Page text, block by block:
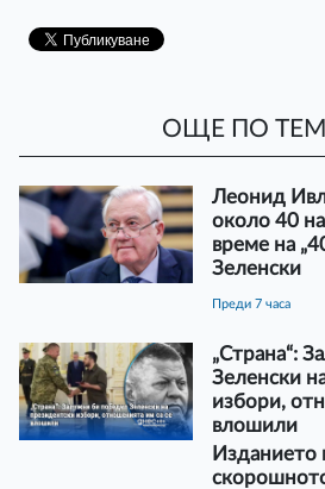
ОЩЕ ПО
Леонид
около 40
време на
Зеленски
преди 7 часа
„Страна“:
Зеленски
избори,
влошили
Изданието